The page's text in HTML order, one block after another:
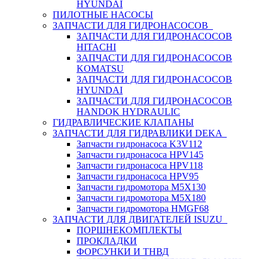
HYUNDAI
ПИЛОТНЫЕ НАСОСЫ
ЗАПЧАСТИ ДЛЯ ГИДРОНАСОСОВ
ЗАПЧАСТИ ДЛЯ ГИДРОНАСОСОВ
HITACHI
ЗАПЧАСТИ ДЛЯ ГИДРОНАСОСОВ
KOMATSU
ЗАПЧАСТИ ДЛЯ ГИДРОНАСОСОВ
HYUNDAI
ЗАПЧАСТИ ДЛЯ ГИДРОНАСОСОВ
HANDOK HYDRAULIC
ГИДРАВЛИЧЕСКИЕ КЛАПАНЫ
ЗАПЧАСТИ ДЛЯ ГИДРАВЛИКИ DEKA
Запчасти гидронасоса K3V112
Запчасти гидронасоса HPV145
Запчасти гидронасоса HPV118
Запчасти гидронасоса HPV95
Запчасти гидромотора M5X130
Запчасти гидромотора M5X180
Запчасти гидромотора HMGF68
ЗАПЧАСТИ ДЛЯ ДВИГАТЕЛЕЙ ISUZU
ПОРШНЕКОМПЛЕКТЫ
ПРОКЛАДКИ
ФОРСУНКИ И ТНВД